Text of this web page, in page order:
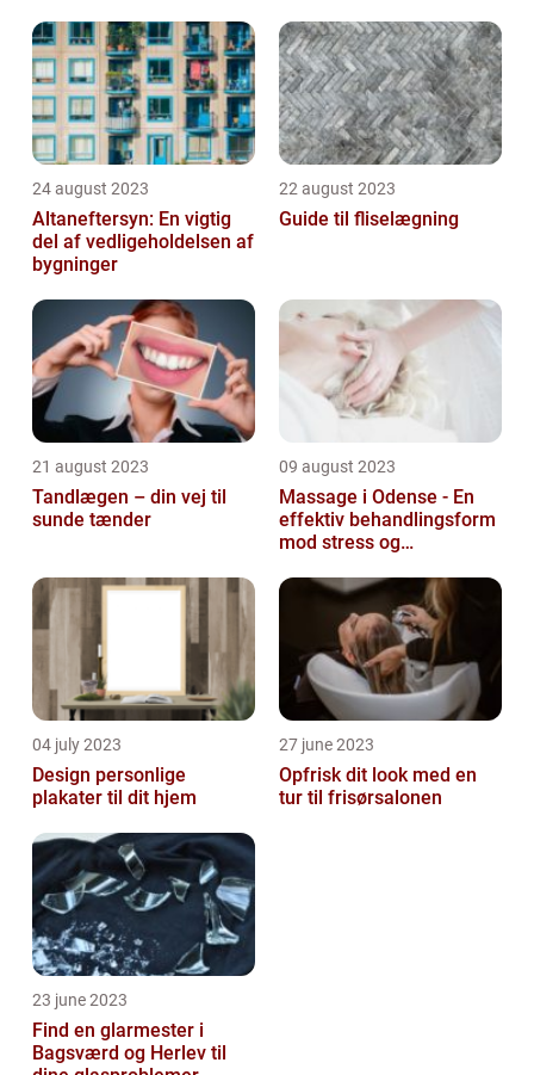
24 august 2023
Altaneftersyn: En vigtig
del af vedligeholdelsen af
bygninger
22 august 2023
Guide til fliselægning
21 august 2023
Tandlægen – din vej til
sunde tænder
09 august 2023
Massage i Odense - En
effektiv behandlingsform
mod stress og
04 july 2023
Design personlige
plakater til dit hjem
27 june 2023
Opfrisk dit look med en
tur til frisørsalonen
23 june 2023
Find en glarmester i
Bagsværd og Herlev til